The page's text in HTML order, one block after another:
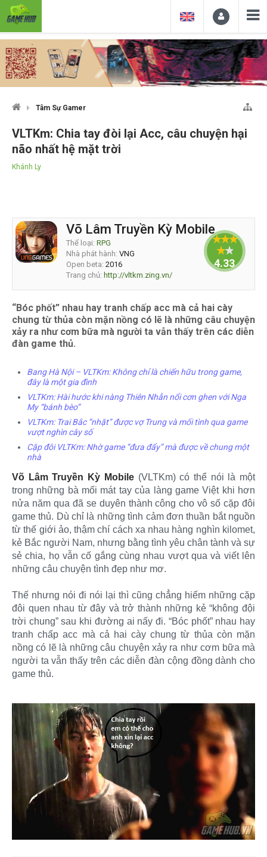
Tâm Sự Gamer
VLTKm: Chia tay đòi lại Acc, câu chuyện hại
não nhất hệ mặt trời
Khánh Ly
Võ Lâm Truyền Kỳ Mobile
Thể loại: RPG
Nhà phát hành: VNG
Open beta: 2016
Trang chủ: http://vltkm.zing.vn/
4.33333
“Bóc phốt” nhau hay tranh chấp acc mà cả hai cày
chung từ thủa còn mặn nồng có lẽ là những câu chuyện
xảy ra như cơm bữa mà người ta vẫn thấy trên các diễn
đàn game thủ.
Bang Hà Nội – VLTKm: Không chỉ là chiến hữu trong game,
đây là một gia đình
VLTKm: Hài hước khi nàng Thiên Nhẫn nổi cơn ghen với Nga
My “bánh bèo”
VLTKm: Trai Bắc “nhặt” được vợ Trung và mối tình qua game
vượt nghìn cây số
Cặp đôi VLTKm: Nhờ game “đưa đẩy” mà được về chung một
nhà
Võ Lâm Truyền Kỳ Mobile(VLTKm) có thể nói là một
trong những bà mối mát tay của làng game Việt khi hơn
nửa năm qua đã se duyên thành công cho vô số cặp đôi
game thủ. Dù chỉ là những tình cảm đơn thuần bắt nguồn
từ thế giới ảo, thậm chí cách xa nhau hàng nghìn kilomet,
kẻ Bắc người Nam, nhưng bằng tình yêu chân tành và sự
sẻ chia, họ vẫn cố gắng cùng nhau vượt qua và viết lên
những câu chuyện tình đẹp như mơ.
Thế nhưng nói đi nói lại thì cũng chẳng hiếm những cặp
đôi quen nhau từ đây và trở thành những kẻ “không đội
trời chung” sau khi đường ai nấy đi. “Bóc phốt” nhau hay
tranh chấp acc mà cả hai cày chung từ thủa còn mặn
nồng có lẽ là những câu chuyện xảy ra như cơm bữa mà
người ta vẫn thấy trên các diễn đàn cộng đồng dành cho
game thủ.